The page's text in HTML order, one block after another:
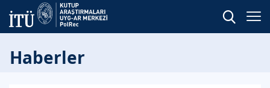
Haberler